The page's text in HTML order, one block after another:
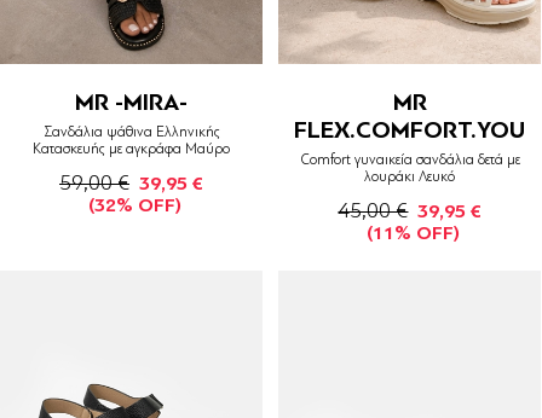
MR -MIRA-
Σανδάλια ψάθινα Ελληνικής
Κατασκευής με αγκράφα Μαύρο
59,00 € 39,95 €
(32% OFF)
MR
FLEX.COMFORT.YOU
Comfort γυναικεία σανδάλια δετά με
λουράκι Λευκό
45,00 € 39,95 €
(11% OFF)